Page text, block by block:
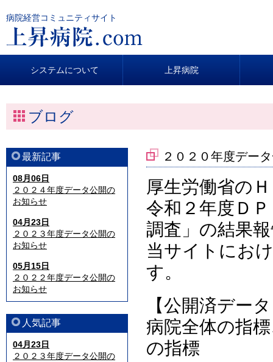
病院経営コミュニティサイト
システムについて 上昇病院
ブログ
最新記事
08月06日
２０２４年度データ公開の
お知らせ
04月23日
２０２３年度データ公開の
お知らせ
05月15日
２０２２年度データ公開の
お知らせ
人気記事
04月23日
２０２３年度データ公開の
２０２０年度デー
厚生労働省の
令和２年度Ｄ
調査」の結果
当サイトにお
す。
【公開済デー
病院全体の指
の指標